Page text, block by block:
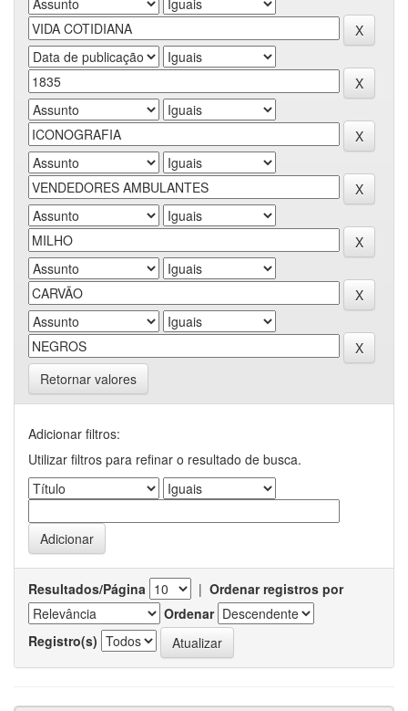
Retornar valores
Adicionar filtros:
Utilizar filtros para refinar o resultado de busca.
Resultados/Página | Ordenar registros por
Ordenar
Registro(s)